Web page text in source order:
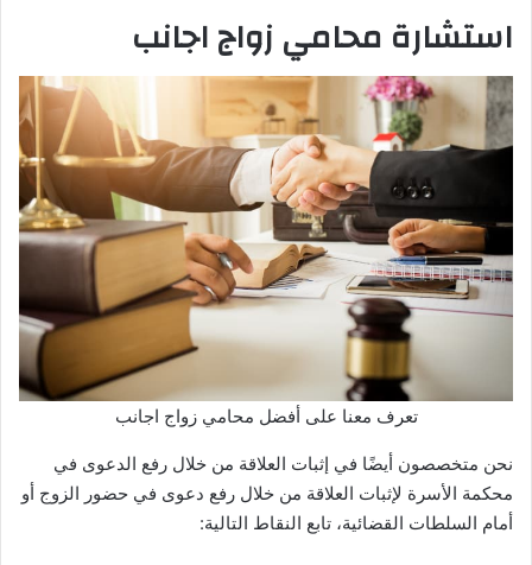
استشارة محامي زواج اجانب
تعرف معنا على أفضل محامي زواج اجانب
نحن متخصصون أيضًا في إثبات العلاقة من خلال رفع الدعوى في
محكمة الأسرة لإثبات العلاقة من خلال رفع دعوى في حضور الزوج أو
أمام السلطات القضائية، تابع النقاط التالية: